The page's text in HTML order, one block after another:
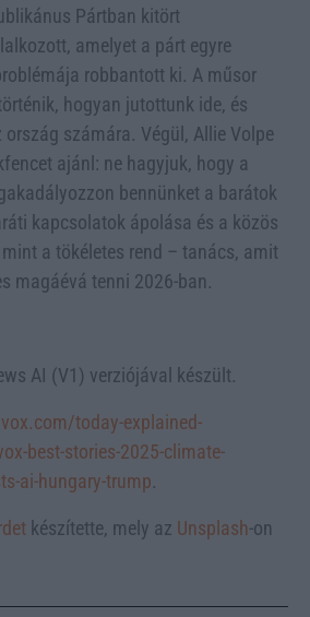
Pártban kitört
amelyet a párt egyre
robbantott ki. A műsor
hogyan jutottunk ide, és
számára. Végül, Allie Volpe
ajánl: ne hagyjuk, hogy a
bennünket a barátok
kapcsolatok ápolása és a közös
a tökéletes rend – tanács, amit
magáévá tenni 2026-ban.
AI (V1) verziójával készült.
today-explained-
best-stories-2025-climate-
ai-hungary-trump.
készítette, mely az Unsplash-on